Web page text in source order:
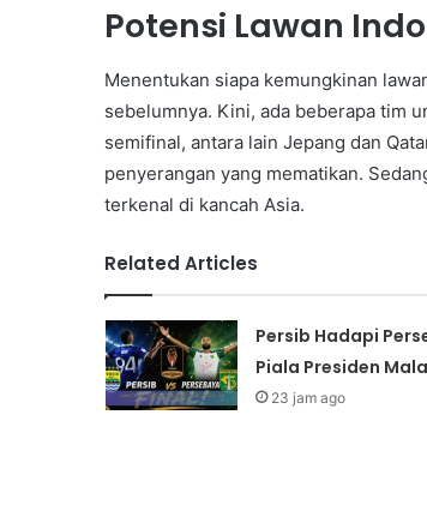
Potensi Lawan
Menentukan siapa kemungkinan
sebelumnya. Kini, ada beberapa tim
semifinal, antara lain Jepang dan
penyerangan yang mematikan.
terkenal di kancah Asia.
Related Articles
Persib Hadapi
Piala Presiden
23 jam ago